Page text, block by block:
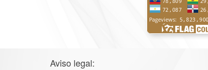
Aviso legal: